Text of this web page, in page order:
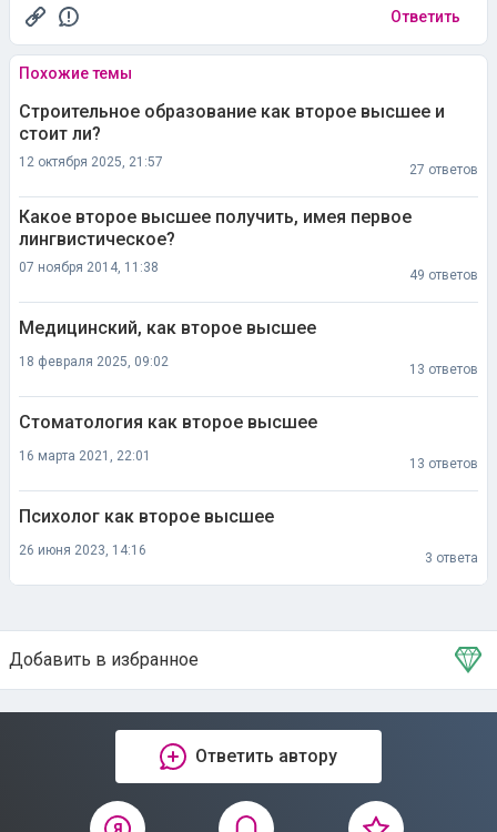
Ответить
Похожие темы
Строительное образование как второе высшее и
стоит ли?
12 октября 2025, 21:57
27 ответов
Какое второе высшее получить, имея первое
лингвистическое?
07 ноября 2014, 11:38
49 ответов
Медицинский, как второе высшее
18 февраля 2025, 09:02
13 ответов
Стоматология как второе высшее
16 марта 2021, 22:01
13 ответов
Психолог как второе высшее
26 июня 2023, 14:16
3 ответа
Добавить в избранное
Тема в избранном
Ответить автору